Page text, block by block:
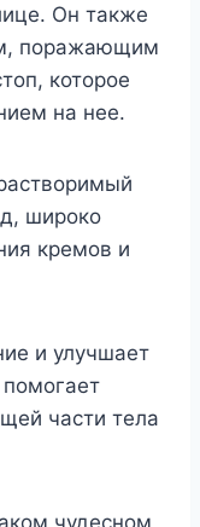
Он также
поражающим
которое
на нее.
широко
кремов и
и улучшает
части тела
чудесном